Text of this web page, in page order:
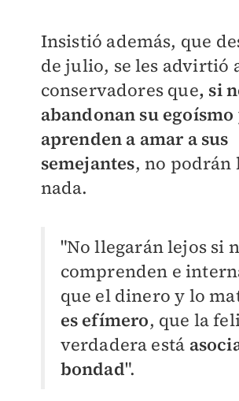
Insistió además, que
de julio, se les advirtió
conservadores que, si
abandonan su egoísmo
aprenden a amar a sus
semejantes, no podrán
nada.
"No llegarán lejos si
comprenden e
que el dinero y lo
es efímero, que la
verdadera está
bondad".